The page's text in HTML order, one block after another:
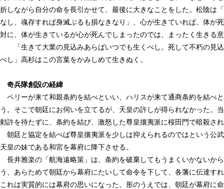
折しながら自分の命を長引かせて、最後に大きなことをした。松陰は
なし、魂存すれば身滅ぶるも損なきなり」、心が生きていれば、体が
対に、体が生きているが心が死んでしまったのでは、まったく生きる
「生きて大業の見込みあらばいつでも生くべし。死して不朽の見
べし」高杉はこの言葉をかみしめて生きぬく。
奇兵隊創設の経緯
ペリーが来て和親条約を結べといい、ハリスが来て通商条約を結べ
う。そこで朝廷にお伺いを立てるが、天皇の許しが得られなかった。
勅許を待たずに、条約を結び、激怒した尊皇攘夷派に桜田門で暗殺さ
朝廷と協定を結べば尊皇攘夷派を少しは抑えられるのではという公
天皇の妹である和宮を幕府に降下させる。
長井雅楽の「航海遠略策」は、条約を破棄してもうまくいかないか
う、あらためて朝廷から幕府にたいして命令を下して、各藩に伝達す
これは実質的には幕府の思いになった。形のうえでは、朝廷が幕府に